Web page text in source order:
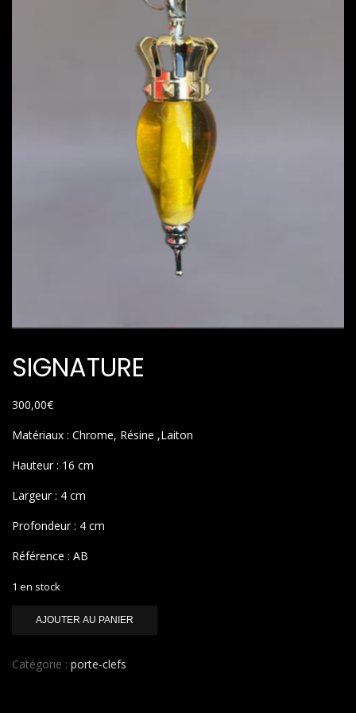
SIGNATURE
300,00€
Matériaux : Chrome, Résine ,Laiton
Hauteur : 16 cm
Largeur : 4 cm
Profondeur : 4 cm
Référence : AB
1 en stock
AJOUTER AU PANIER
Catégorie : porte-clefs